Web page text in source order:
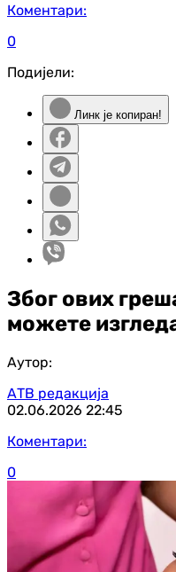
Коментари:
0
Подијели:
Линк је копиран!
Због ових
можете
Аутор:
АТВ редакција
02.06.2026 22:45
Коментари:
0